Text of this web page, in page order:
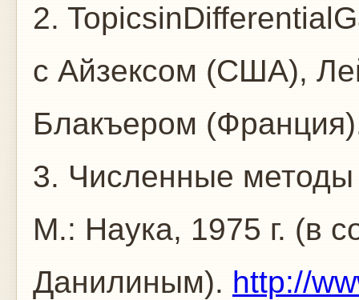
2.
с Айзексом (США),
Блакъером
3. Численные методы
М.: Наука, 1975 г. (в
Данилиным). http://